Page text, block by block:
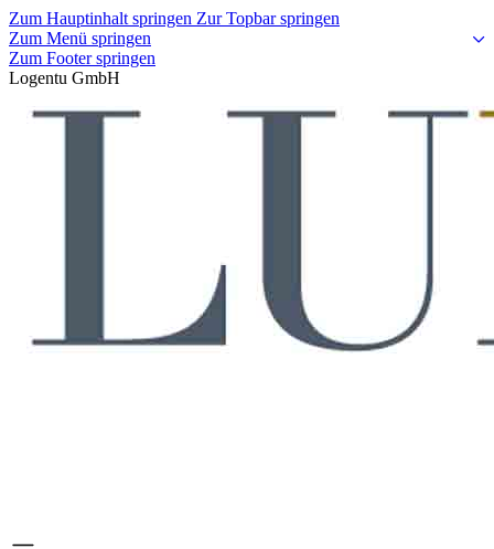
Zum Hauptinhalt springen Zur Topbar springen
Zum Menü springen
Zum Footer springen
Logentu GmbH